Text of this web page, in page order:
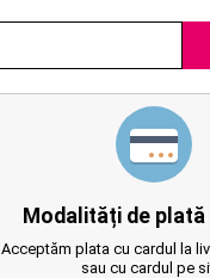
Modalități de
Acceptăm plata cu cardul la
sau cu cardul pe